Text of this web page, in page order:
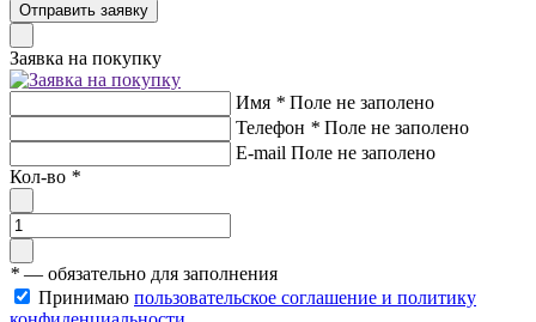
Отправить заявку
Заявка на покупку
Имя * Поле не заполено
Телефон * Поле не заполено
E-mail Поле не заполено
Кол-во *
* — обязательно для заполнения
Принимаю пользовательское соглашение и политику